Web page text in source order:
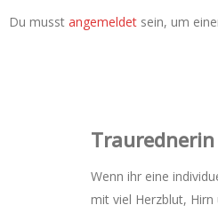
Du musst angemeldet sein, um
Wenn ihr eine
mit viel Herzblut,